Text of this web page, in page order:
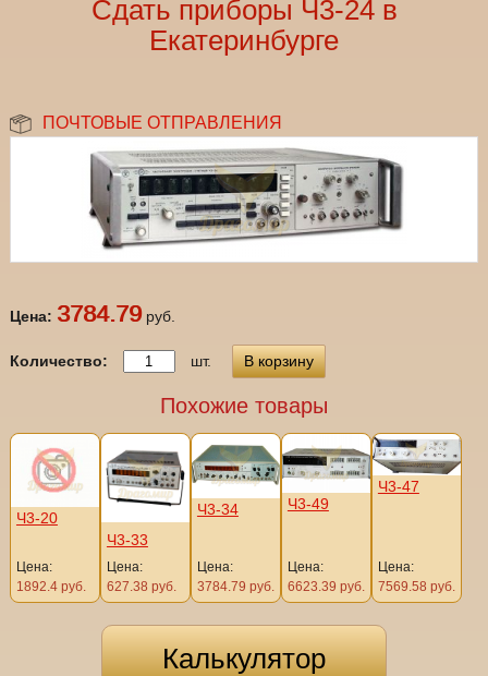
Сдать приборы Ч3-24 в
Екатеринбурге
ПОЧТОВЫЕ ОТПРАВЛЕНИЯ
Цена: 3784.79руб.
Количество: шт. В корзину
Похожие товары
Ч3-20
Цена:
1892.4 руб.
Ч3-33
Цена:
627.38 руб.
Ч3-34
Цена:
3784.79 руб.
Ч3-49
Цена:
6623.39 руб.
Ч3-47
Цена:
7569.58 руб.
Калькулятор